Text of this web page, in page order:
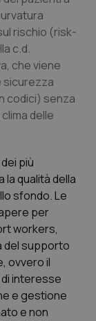
rischio (risk-
c.d.
che viene
sicurezza
codici) senza
delle
più
qualità della
sfondo. Le
per
workers,
del supporto
ovvero il
interesse
e gestione
e non
5